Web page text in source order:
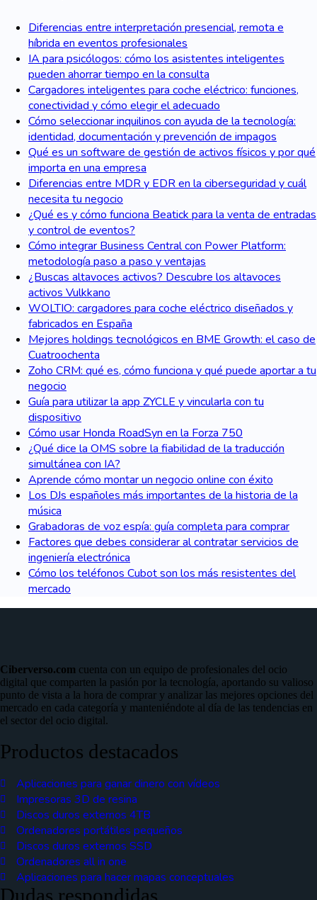
Diferencias entre interpretación presencial, remota e
híbrida en eventos profesionales
IA para psicólogos: cómo los asistentes inteligentes
pueden ahorrar tiempo en la consulta
Cargadores inteligentes para coche eléctrico: funciones,
conectividad y cómo elegir el adecuado
Cómo seleccionar inquilinos con ayuda de la tecnología:
identidad, documentación y prevención de impagos
Qué es un software de gestión de activos físicos y por qué
importa en una empresa
Diferencias entre MDR y EDR en la ciberseguridad y cuál
necesita tu negocio
¿Qué es y cómo funciona Beatick para la venta de entradas
y control de eventos?
Cómo integrar Business Central con Power Platform:
metodología paso a paso y ventajas
¿Buscas altavoces activos? Descubre los altavoces
activos Vulkkano
WOLTIO: cargadores para coche eléctrico diseñados y
fabricados en España
Mejores holdings tecnológicos en BME Growth: el caso de
Cuatroochenta
Zoho CRM: qué es, cómo funciona y qué puede aportar a tu
negocio
Guía para utilizar la app ZYCLE y vincularla con tu
dispositivo
Cómo usar Honda RoadSyn en la Forza 750
¿Qué dice la OMS sobre la fiabilidad de la traducción
simultánea con IA?
Aprende cómo montar un negocio online con éxito
Los DJs españoles más importantes de la historia de la
música
Grabadoras de voz espía: guía completa para comprar
Factores que debes considerar al contratar servicios de
ingeniería electrónica
Cómo los teléfonos Cubot son los más resistentes del
mercado
Ciberverso.com cuenta con un equipo de profesionales del ocio
digital que comparten la pasión por la tecnología, aportando su valioso
punto de vista a la hora de comprar y analizar las mejores opciones del
mercado en cada categoría y manteniéndote al día de las tendencias en
el sector del ocio digital.
Productos destacados
Aplicaciones para ganar dinero con vídeos
Impresoras 3D de resina
Discos duros externos 4TB
Ordenadores portátiles pequeños
Discos duros externos SSD
Ordenadores all in one
Aplicaciones para hacer mapas conceptuales
Dudas respondidas